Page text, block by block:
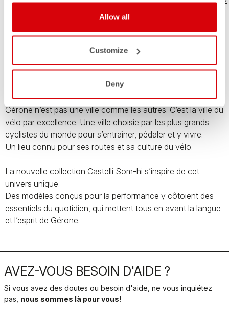
Allow all
Customize
Deny
Gérone n’est pas une ville comme les autres. C’est la ville du
vélo par excellence. Une ville choisie par les plus grands
cyclistes du monde pour s’entraîner, pédaler et y vivre.
Un lieu connu pour ses routes et sa culture du vélo.
La nouvelle collection Castelli Som-hi s’inspire de cet
univers unique.
Des modèles conçus pour la performance y côtoient des
essentiels du quotidien, qui mettent tous en avant la langue
et l’esprit de Gérone.
AVEZ-VOUS BESOIN D'AIDE ?
Si vous avez des doutes ou besoin d'aide, ne vous inquiétez
pas, nous sommes là pour vous!